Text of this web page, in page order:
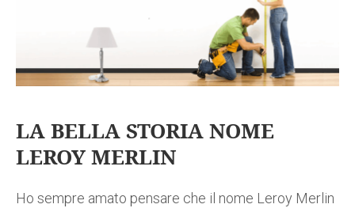
LA BELLA STORIA NOME
LEROY MERLIN
Ho sempre amato pensare che il nome Leroy Merlin